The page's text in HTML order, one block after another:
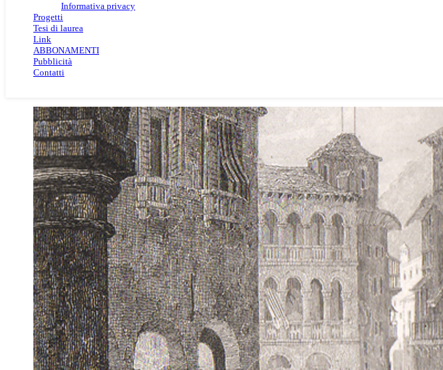
Informativa privacy
Progetti
Tesi di laurea
Link
ABBONAMENTI
Pubblicità
Contatti